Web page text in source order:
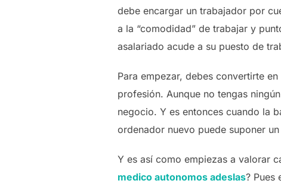
debe encargar un trabajador por
a la “comodidad” de trabajar y
asalariado acude a su puesto de
Para empezar, debes convertirte
profesión. Aunque no tengas
negocio. Y es entonces cuando la
ordenador nuevo puede suponer
Y es así como empiezas a valorar
medico autonomos adeslas? Pues